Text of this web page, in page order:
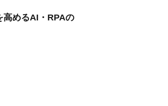
高めるAI・RPAの